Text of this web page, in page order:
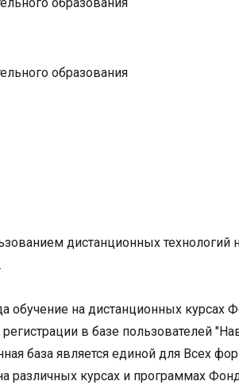
образования
дистанционных технологий
на дистанционных курсах
в базе пользователей
база является единой для Всех
различных курсах и программах